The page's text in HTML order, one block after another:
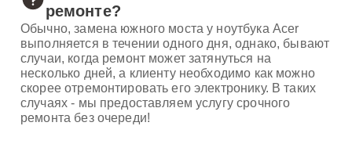
ремонте?
Обычно, замена южного моста у ноутбука Acer
выполняется в течении одного дня, однако, бывают
случаи, когда ремонт может затянуться на
несколько дней, а клиенту необходимо как можно
скорее отремонтировать его электронику. В таких
случаях - мы предоставляем услугу срочного
ремонта без очереди!